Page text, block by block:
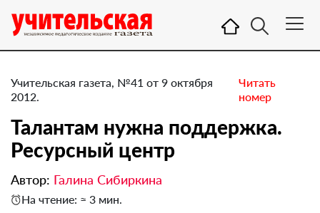
Учительская газета, №41 от 9 октября
2012.
Читать
номер
Талантам нужна поддержка.
Ресурсный центр
Автор: Галина Сибиркина
На чтение: ≈ 3 мин.